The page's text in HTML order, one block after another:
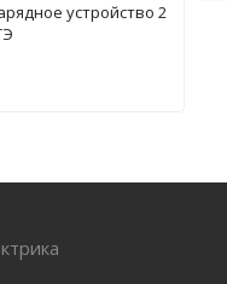
устройство 2